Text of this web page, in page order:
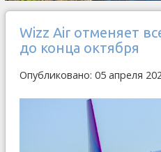
Wizz Air отменяет
до конца октября
Опубликовано: 05 апреля